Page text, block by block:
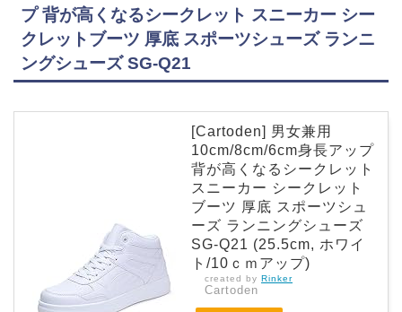
プ 背が高くなるシークレット スニーカー シー
クレットブーツ 厚底 スポーツシューズ ランニ
ングシューズ SG-Q21
[Cartoden] 男女兼用
10cm/8cm/6cm身長アップ
背が高くなるシークレット
スニーカー シークレット
ブーツ 厚底 スポーツシュ
ーズ ランニングシューズ
SG-Q21 (25.5cm, ホワイ
ト/10ｃｍアップ)
created by Rinker
Cartoden